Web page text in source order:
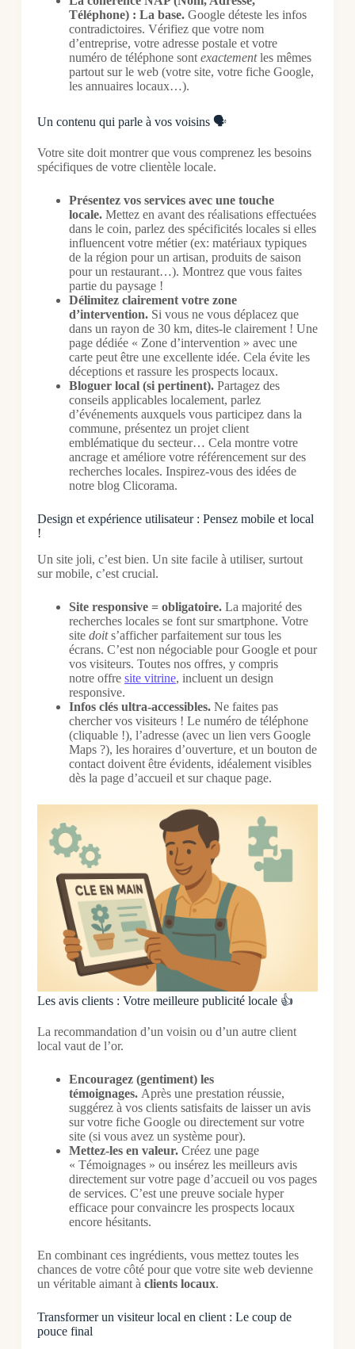
Téléphone) : La base.Google déteste les infos
contradictoires. Vérifiez que votre nom
d’entreprise, votre adresse postale et votre
numéro de téléphone sont exactementles mêmes
partout sur le web (votre site, votre fiche Google,
les annuaires locaux…).
Un contenu qui parle à vos voisins 🗣️
Votre site doit montrer que vous comprenez les besoins
spécifiques de votre clientèle locale.
Présentez vos services avec une touche
locale.Mettez en avant des réalisations effectuées
dans le coin, parlez des spécificités locales si elles
influencent votre métier (ex: matériaux typiques
de la région pour un artisan, produits de saison
pour un restaurant…). Montrez que vous faites
partie du paysage !
Délimitez clairement votre zone
d’intervention.Si vous ne vous déplacez que
dans un rayon de 30 km, dites-le clairement ! Une
page dédiée « Zone d’intervention » avec une
carte peut être une excellente idée. Cela évite les
déceptions et rassure les prospects locaux.
Bloguer local (si pertinent).Partagez des
conseils applicables localement, parlez
d’événements auxquels vous participez dans la
commune, présentez un projet client
emblématique du secteur… Cela montre votre
ancrage et améliore votre référencement sur des
recherches locales. Inspirez-vous des idées de
notre blog Clicorama.
Design et expérience utilisateur : Pensez mobile et local
!
Un site joli, c’est bien. Un site facile à utiliser, surtout
sur mobile, c’est crucial.
Site responsive = obligatoire.La majorité des
recherches locales se font sur smartphone. Votre
site doits’afficher parfaitement sur tous les
écrans. C’est non négociable pour Google et pour
vos visiteurs. Toutes nos offres, y compris
notre offre site vitrine, incluent un design
responsive.
Infos clés ultra-accessibles.Ne faites pas
chercher vos visiteurs ! Le numéro de téléphone
(cliquable !), l’adresse (avec un lien vers Google
Maps ?), les horaires d’ouverture, et un bouton de
contact doivent être évidents, idéalement visibles
dès la page d’accueil et sur chaque page.
Les avis clients : Votre meilleure publicité locale 👍
La recommandation d’un voisin ou d’un autre client
local vaut de l’or.
Encouragez (gentiment) les
témoignages.Après une prestation réussie,
suggérez à vos clients satisfaits de laisser un avis
sur votre fiche Google ou directement sur votre
site (si vous avez un système pour).
Mettez-les en valeur.Créez une page
« Témoignages » ou insérez les meilleurs avis
directement sur votre page d’accueil ou vos pages
de services. C’est une preuve sociale hyper
efficace pour convaincre les prospects locaux
encore hésitants.
En combinant ces ingrédients, vous mettez toutes les
chances de votre côté pour que votre site web devienne
un véritable aimant à clients locaux.
Transformer un visiteur local en client : Le coup de
pouce final